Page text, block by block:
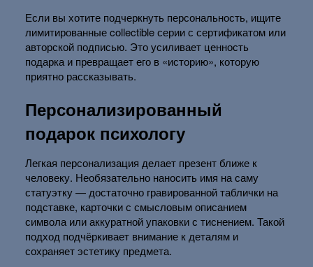
Если вы хотите подчеркнуть персональность, ищите
лимитированные collectible серии с сертификатом или
авторской подписью. Это усиливает ценность
подарка и превращает его в «историю», которую
приятно рассказывать.
Персонализированный
подарок психологу
Легкая персонализация делает презент ближе к
человеку. Необязательно наносить имя на саму
статуэтку — достаточно гравированной таблички на
подставке, карточки с смысловым описанием
символа или аккуратной упаковки с тиснением. Такой
подход подчёркивает внимание к деталям и
сохраняет эстетику предмета.